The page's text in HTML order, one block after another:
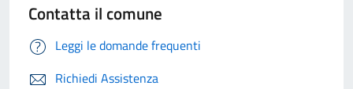
Contatta il comune
Leggi le domande frequenti
Richiedi Assistenza